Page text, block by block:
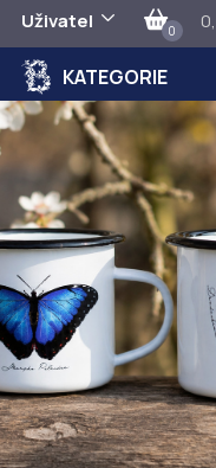
Uživatel 0
KATEGORIE